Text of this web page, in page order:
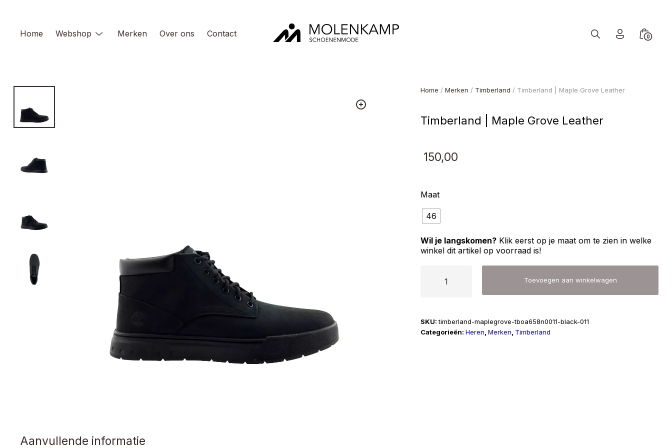
Home
Webshop Merken Over ons
Contact
Search
Minicart
0
Home /Merken / Timberland / Timberland | Maple Grove Leather
Timberland | Maple Grove Leather
150,00
Maat
46
Wil je langskomen? Klik eerst op je maat om te zien in welke
winkel dit artikel op voorraad is!
Leather
Toevoegen aan winkelwagen
SKU:timberland-maplegrove-tboa658n0011-black-011
Categorieën:Heren ,Merken Timberland
Aanvullende informatie